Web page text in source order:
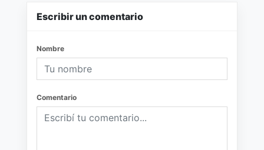
Escribir un comentario
Nombre
Comentario